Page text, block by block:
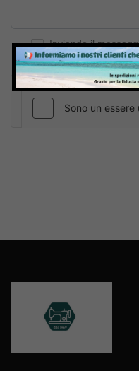
Inviando il
Termini e condizionidel